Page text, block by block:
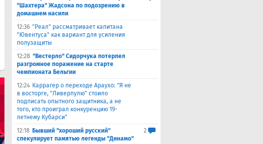
"Шахтера" Жадсона по подозрению в
домашнем насили
12:36 "Реал" рассматривает капитана
"Ювентуса" как вариант для усиления
полузащиты
12:28 "Вестерло" Сидорчука потерпел
разгромное поражение на старте
чемпионата Бельгии
12:24 Каррагер о переходе Араухо: "Я не
в восторге, "Ливерпулю" стоило
подписать опытного защитника, а не
того, кто проиграл конкуренцию 19-
летнему Кубарси"
12:18 Бывший "хороший русский"
спекулирует памятью легенды "Динамо"
2